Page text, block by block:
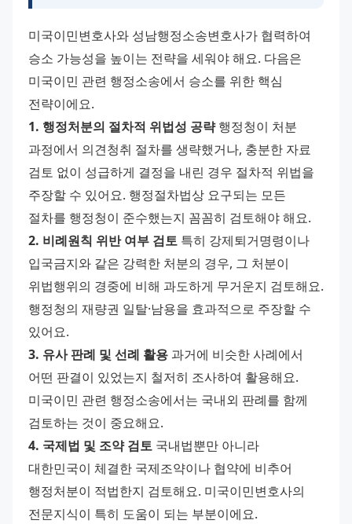
미국이민변호사와 성남행정소송변호사가 협력하여
승소 가능성을 높이는 전략을 세워야 해요. 다음은
미국이민 관련 행정소송에서 승소를 위한 핵심
전략이에요.
1. 행정처분의 절차적 위법성 공략 행정청이 처분
과정에서 의견청취 절차를 생략했거나, 충분한 자료
검토 없이 성급하게 결정을 내린 경우 절차적 위법을
주장할 수 있어요. 행정절차법상 요구되는 모든
절차를 행정청이 준수했는지 꼼꼼히 검토해야 해요.
2. 비례원칙 위반 여부 검토 특히 강제퇴거명령이나
입국금지와 같은 강력한 처분의 경우, 그 처분이
위법행위의 경중에 비해 과도하게 무거운지 검토해요.
행정청의 재량권 일탈·남용을 효과적으로 주장할 수
있어요.
3. 유사 판례 및 선례 활용 과거에 비슷한 사례에서
어떤 판결이 있었는지 철저히 조사하여 활용해요.
미국이민 관련 행정소송에서는 국내외 판례를 함께
검토하는 것이 중요해요.
4. 국제법 및 조약 검토 국내법뿐만 아니라
대한민국이 체결한 국제조약이나 협약에 비추어
행정처분이 적법한지 검토해요. 미국이민변호사의
전문지식이 특히 도움이 되는 부분이에요.